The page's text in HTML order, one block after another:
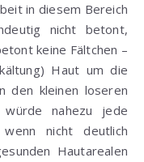
in diesem Bereich
nicht betont,
keine Fältchen –
Haut um die
den kleinen loseren
nahezu jede
nicht deutlich
Hautarealen